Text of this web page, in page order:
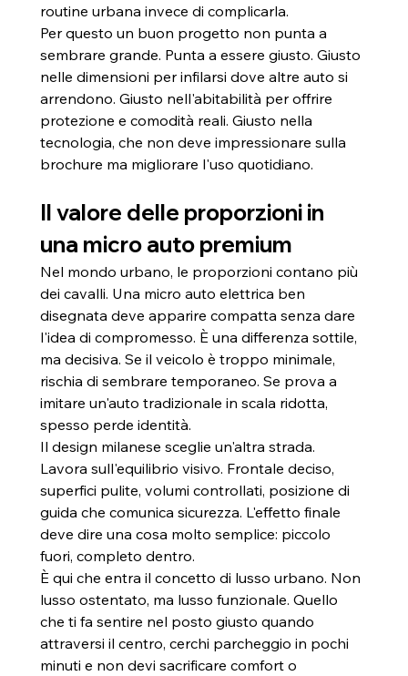
routine urbana invece di complicarla.
Per questo un buon progetto non punta a
sembrare grande. Punta a essere giusto. Giusto
nelle dimensioni per infilarsi dove altre auto si
arrendono. Giusto nell'abitabilità per offrire
protezione e comodità reali. Giusto nella
tecnologia, che non deve impressionare sulla
brochure ma migliorare l'uso quotidiano.
Il valore delle proporzioni in
una micro auto premium
Nel mondo urbano, le proporzioni contano più
dei cavalli. Una micro auto elettrica ben
disegnata deve apparire compatta senza dare
l'idea di compromesso. È una differenza sottile,
ma decisiva. Se il veicolo è troppo minimale,
rischia di sembrare temporaneo. Se prova a
imitare un'auto tradizionale in scala ridotta,
spesso perde identità.
Il design milanese sceglie un'altra strada.
Lavora sull'equilibrio visivo. Frontale deciso,
superfici pulite, volumi controllati, posizione di
guida che comunica sicurezza. L'effetto finale
deve dire una cosa molto semplice: piccolo
fuori, completo dentro.
È qui che entra il concetto di lusso urbano. Non
lusso ostentato, ma lusso funzionale. Quello
che ti fa sentire nel posto giusto quando
attraversi il centro, cerchi parcheggio in pochi
minuti e non devi sacrificare comfort o